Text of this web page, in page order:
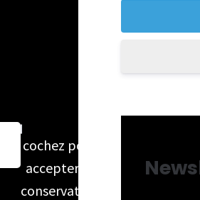
cochez pour
accepter la
conservation